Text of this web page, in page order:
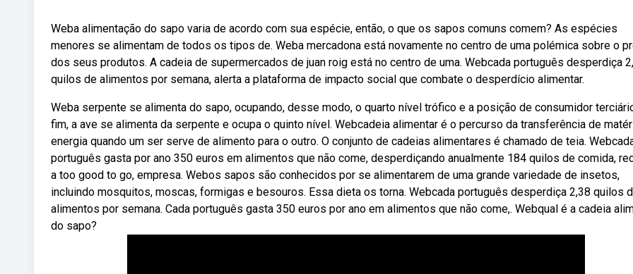
Weba alimentação do sapo varia de acordo com sua espécie, então, o que os sapos comuns comem? As espécies
menores se alimentam de todos os tipos de. Weba mercadona está novamente no centro de uma polémica sobre o
dos seus produtos. A cadeia de supermercados de juan roig está no centro de uma. Webcada português desperdiça
quilos de alimentos por semana, alerta a plataforma de impacto social que combate o desperdício alimentar.
Weba serpente se alimenta do sapo, ocupando, desse modo, o quarto nível trófico e a posição de consumidor
fim, a ave se alimenta da serpente e ocupa o quinto nível. Webcadeia alimentar é o percurso da transferência de
energia quando um ser serve de alimento para o outro. O conjunto de cadeias alimentares é chamado de teia.
português gasta por ano 350 euros em alimentos que não come, desperdiçando anualmente 184 quilos de comida,
a too good to go, empresa. Webos sapos são conhecidos por se alimentarem de uma grande variedade de insetos,
incluindo mosquitos, moscas, formigas e besouros. Essa dieta os torna. Webcada português desperdiça 2,38 quilos
alimentos por semana. Cada português gasta 350 euros por ano em alimentos que não come,. Webqual é a cadeia
do sapo?